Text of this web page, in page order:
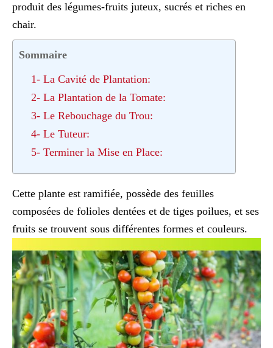
produit des légumes-fruits juteux, sucrés et riches en
chair.
Sommaire
1- La Cavité de Plantation:
2- La Plantation de la Tomate:
3- Le Rebouchage du Trou:
4- Le Tuteur:
5- Terminer la Mise en Place:
Cette plante est ramifiée, possède des feuilles
composées de folioles dentées et de tiges poilues, et ses
fruits se trouvent sous différentes formes et couleurs.